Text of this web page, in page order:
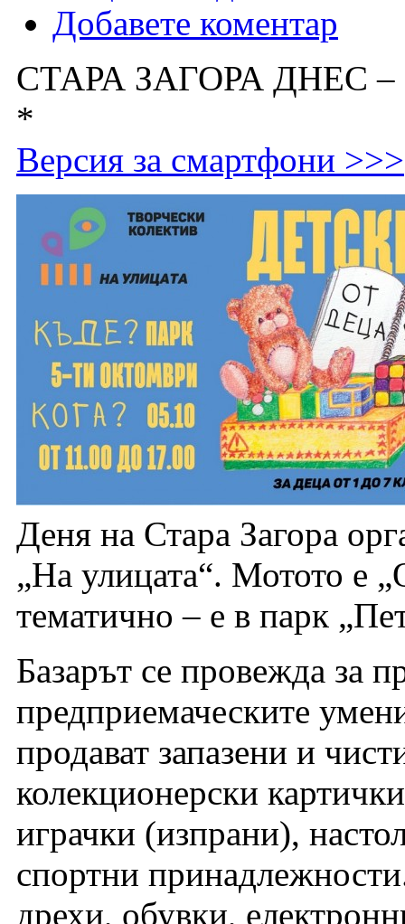
Добавете коментар
СТАРА ЗАГОРА ДНЕС –
*
Версия за смартфони >>>
Деня на Стара Загора
„На улицата“. Мотото е
тематично – е в парк
Базарът се провежда за
предприемаческите
продават запазени и
колекционерски
играчки (изпрани),
спортни
дрехи, обувки,